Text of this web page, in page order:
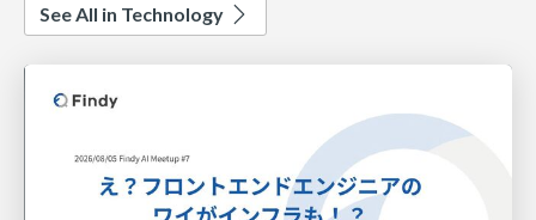
See All in Technology